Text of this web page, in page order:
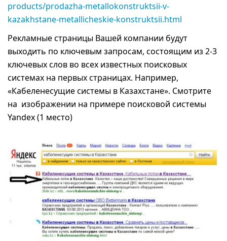
products/prodazha-metallokonstruktsii-v-
kazakhstane-metallicheskie-konstruktsii.html
Рекламные страницы Вашей компании будут
выходить по ключевым запросам, состоящим из 2-3
ключевых слов во всех известных поисковых
системах на первых страницах. Например,
«Кабеленесущие системы в Казахстане». Смотрите
на изображении на примере поисковой системы
Yandex (1 место)